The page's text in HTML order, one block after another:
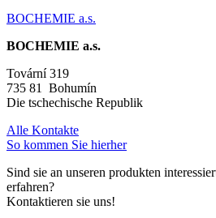
BOCHEMIE a.s.
BOCHEMIE a.s.
Tovární 319
735 81 Bohumín
Die tschechische Republik
Alle Kontakte
So kommen Sie hierher
Sind sie an unseren produkten
erfahren?
Kontaktieren sie uns!